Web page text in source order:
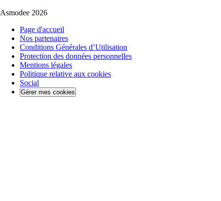
Asmodee 2026
Page d'accueil
Nos partenaires
Conditions Générales d’Utilisation
Protection des données personnelles
Mentions légales
Politique relative aux cookies
Social
Gérer mes cookies